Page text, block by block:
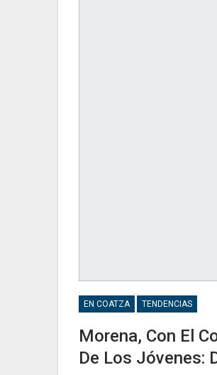
EN COATZA TENDENCIAS
Morena, Con El
De Los Jóvenes: